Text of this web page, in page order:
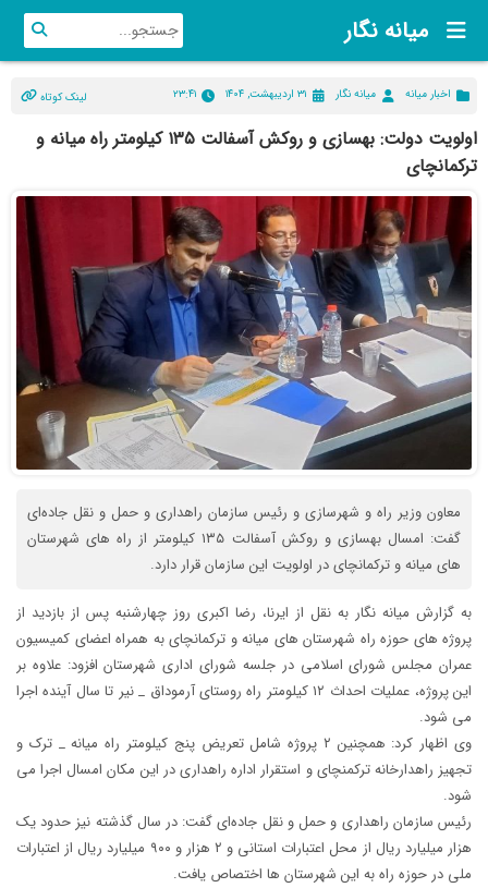
میانه نگار
اخبار میانه میانه نگار ۳۱ اردیبهشت, ۱۴۰۴ ۲۳:۴۱ لینک کوتاه
اولویت دولت: بهسازی و روکش آسفالت ۱۳۵ کیلومتر راه میانه و
ترکمانچای
معاون وزیر راه و شهرسازی و رئیس سازمان راهداری و حمل و نقل جاده‌ای
گفت: امسال بهسازی و روکش آسفالت ۱۳۵ کیلومتر از راه های شهرستان
های میانه و ترکمانچای در اولویت این سازمان قرار دارد.
به گزارش میانه نگار به نقل از ایرنا، رضا اکبری روز چهارشنبه پس از بازدید از
پروژه های حوزه راه شهرستان های میانه و ترکمانچای به همراه اعضای کمیسیون
عمران مجلس شورای اسلامی در جلسه شورای اداری شهرستان افزود: علاوه بر
این پروژه، عملیات احداث ۱۲ کیلومتر راه روستای آرموداق _ نیر تا سال آینده اجرا
می شود.
وی اظهار کرد: همچنین ۲ پروژه شامل تعریض پنج کیلومتر راه میانه _ ترک و
تجهیز راهدارخانه ترکمنچای و استقرار اداره راهداری در این مکان امسال اجرا می
شود.
رئیس سازمان راهداری و حمل و نقل جاده‌ای گفت: در سال گذشته نیز حدود یک
هزار میلیارد ریال از محل اعتبارات استانی و ۲ هزار و ۹۰۰ میلیارد ریال از اعتبارات
ملی در حوزه راه به این شهرستان ها اختصاص یافت.